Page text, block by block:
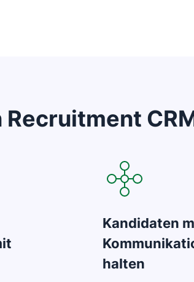
Kandidaten
halten